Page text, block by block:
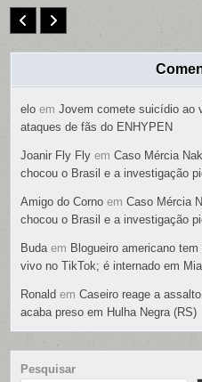
elo emJovem comete suicídio ao
ataques de fãs do ENHYPEN
Joanir Fly Fly emCaso Mércia
chocou o Brasil e a investigação
Amigo do Corno emCaso Mércia
chocou o Brasil e a investigação
Buda em Blogueiro americano
vivo no TikTok; é internado em
Ronald emCaseiro reage a
acaba preso em Hulha Negra (RS)
Pesquisar